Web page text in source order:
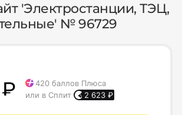
'Электростанции, ТЭЦ,
№ 96729
420 баллов Плюса
или в Сплит
2 623 ₽